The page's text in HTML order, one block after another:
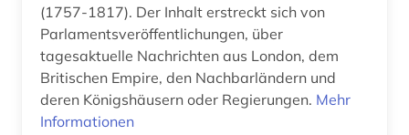
arbeitsrecht (3)
arbeitsschutz (2)
arbeitssicherheit (1)
Serbien (13)
Skandinavien (4)
Slowakei (10)
Slowenien (11)
(1757-1817). Der Inhalt erstreckt sich von
Parlamentsveröffentlichungen, über
tagesaktuelle Nachrichten aus London, dem
Britischen Empire, den Nachbarländern und
deren Königshäusern oder Regierungen. Mehr
Informationen